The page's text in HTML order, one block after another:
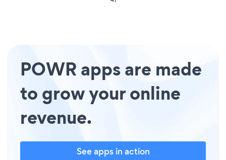
POWR apps are made
to grow your online
revenue.
See apps in action